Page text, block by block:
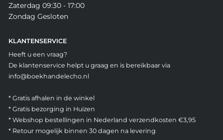
Zaterdag 09:30 - 17:00
Zondag Gesloten
KLANTENSERVICE
Heeft u een vraag?
De klantenservice helpt u graag en is bereikbaar via
info@boekhandelecho.nl
* Gratis afhalen in de winkel
* Gratis bezorging in Huizen
* Webshop bestellingen in Nederland verzendkosten €3,95
* Retour mogelijk binnen 30 dagen na levering